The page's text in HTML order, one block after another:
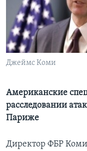
Learning English
СОЦИАЛЬНЫЕ СЕТИ
Языки
Джеймс Коми
Американские
расследовании
Париже
Директор ФБР Коми